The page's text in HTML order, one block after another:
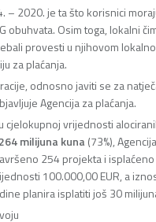
– 2020. je ta što korisnici
Osim toga, lokalni
provesti u njihovom
za plaćanja.
odnosno javiti se za
Agencija za plaćanja.
cjelokupnoj vrijednosti
milijuna kuna (73%),
254 projekta i
100.000,00 EUR, a
planira isplatiti još 30